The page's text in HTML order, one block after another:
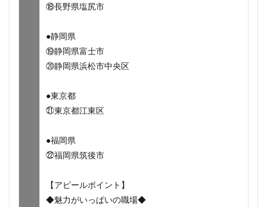
⑱長野県塩尻市
●静岡県
⑲静岡県富士市
⑳静岡県浜松市中央区
●東京都
㉑東京都江東区
●福岡県
㉒福岡県筑後市
【アピールポイント】
◆魅力がいっぱいの職場◆